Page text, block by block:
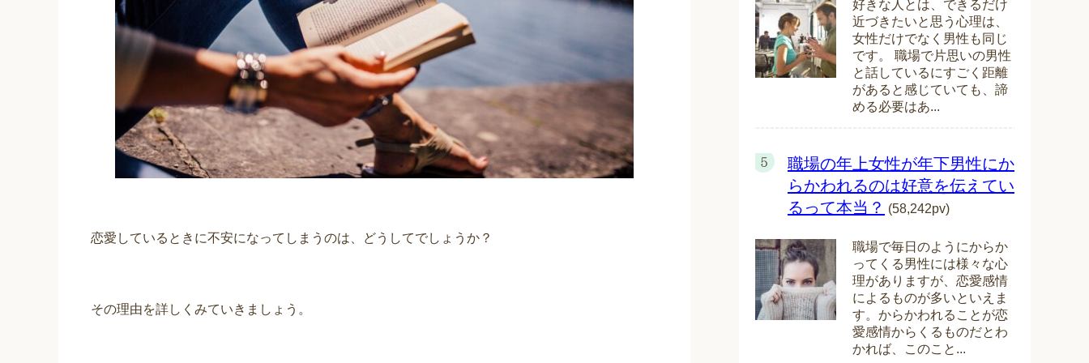
恋愛しているときに不安になってしまうのは、どうしてでしょうか？
その理由を詳しくみていきましょう。
好きな人とは、できるだけ
近づきたいと思う心理は、
女性だけでなく男性も同じ
です。 職場で片思いの男性
と話しているにすごく距離
があると感じていても、諦
める必要はあ...
職場の年上女性が年下男性にか
らかわれるのは好意を伝えてい
るって本当？ (58,242pv)
職場で毎日のようにからか
ってくる男性には様々な心
理がありますが、恋愛感情
によるものが多いといえま
す。からかわれることが恋
愛感情からくるものだとわ
かれば、このこと...